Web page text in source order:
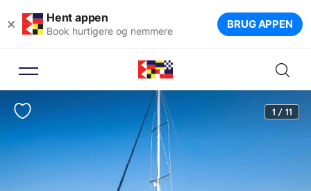
× Hent appen
Book hurtigere og nemmere BRUG APPEN
1 / 11